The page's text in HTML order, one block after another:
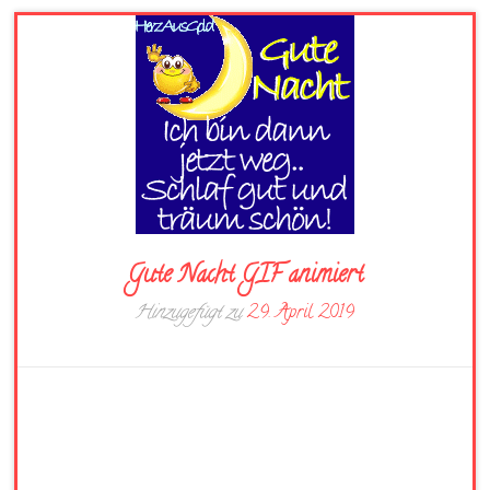
Gute Nacht GIF animiert
Hinzugefügt zu29. April 2019